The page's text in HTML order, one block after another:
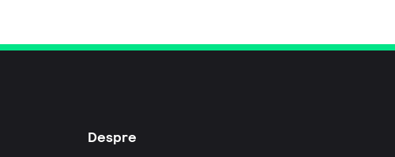
Despre